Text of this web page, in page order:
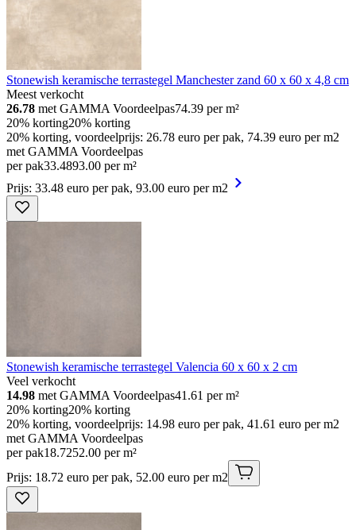
Stonewish keramische terrastegel Manchester zand 60 x 60 x 4,8 cm
Meest verkocht
26.78 met GAMMA Voordeelpas74.39 per m²
20% korting20% korting
20% korting, voordeelprijs: 26.78 euro per pak, 74.39 euro per m2
met GAMMA Voordeelpas
per pak33.4893.00 per m²
Prijs: 33.48 euro per pak, 93.00 euro per m2
Stonewish keramische terrastegel Valencia 60 x 60 x 2 cm
Veel verkocht
14.98 met GAMMA Voordeelpas41.61 per m²
20% korting20% korting
20% korting, voordeelprijs: 14.98 euro per pak, 41.61 euro per m2
met GAMMA Voordeelpas
per pak18.7252.00 per m²
Prijs: 18.72 euro per pak, 52.00 euro per m2